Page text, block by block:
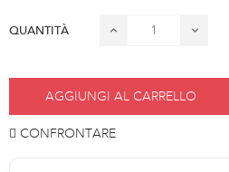
QUANTITÀ
AGGIUNGI AL CARRELLO
CONFRONTARE